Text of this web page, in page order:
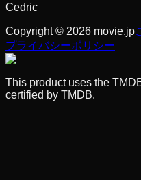
Cedric
Copyright © 2026 movie.jp
プライバシーポリシー
This product uses the
certified by TMDB.